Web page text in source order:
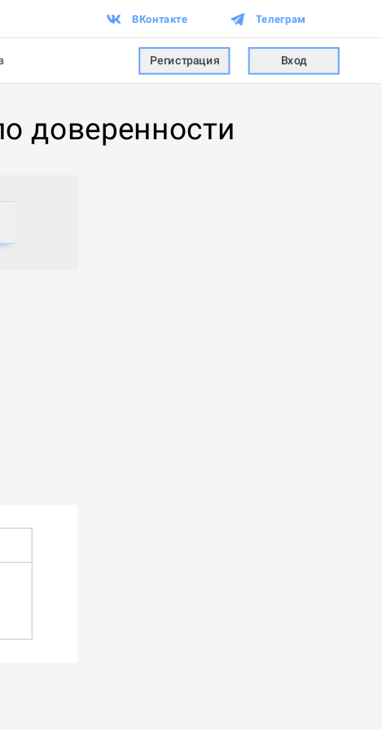
ВКонтакте Телеграм
Регистрация Вход
доверенности